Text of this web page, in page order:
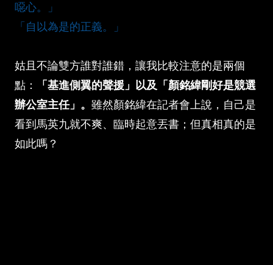
噁心。」
「自以為是的正義。」
姑且不論雙方誰對誰錯，讓我比較注意的是兩個
點：
「基進側翼的聲援」以及「顏銘緯剛好是競選
辦公室主任」。 雖然顏銘緯在記者會上說，自己是
看到馬英九就不爽、臨時起意丟書；但真相真的是
如此嗎？